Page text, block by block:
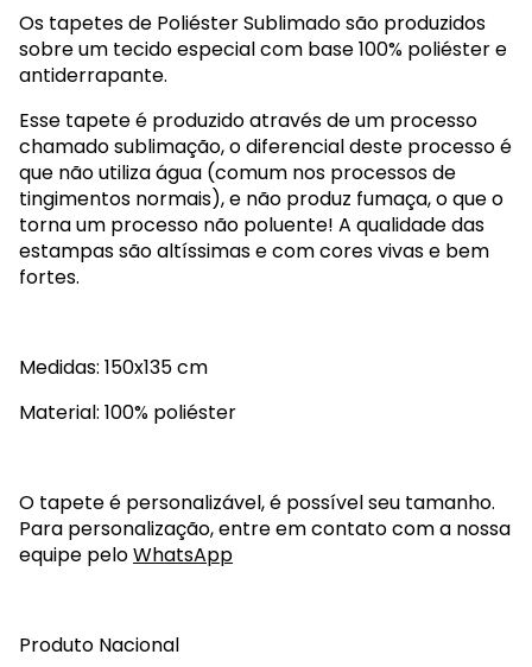
Os tapetes de Poliéster Sublimado são produzidos
sobre um tecido especial com base 100% poliéster e
antiderrapante.
Esse tapete é produzido através de um processo
chamado sublimação, o diferencial deste processo é
que não utiliza água (comum nos processos de
tingimentos normais), e não produz fumaça, o que o
torna um processo não poluente! A qualidade das
estampas são altíssimas e com cores vivas e bem
fortes.
Medidas: 150x135 cm
Material: 100% poliéster
O tapete é personalizável, é possível seu tamanho.
Para personalização, entre em contato com a nossa
equipe peloWhatsApp
Produto Nacional